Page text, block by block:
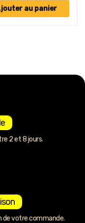
au panier
2 et 8 jours.
de votre commande.